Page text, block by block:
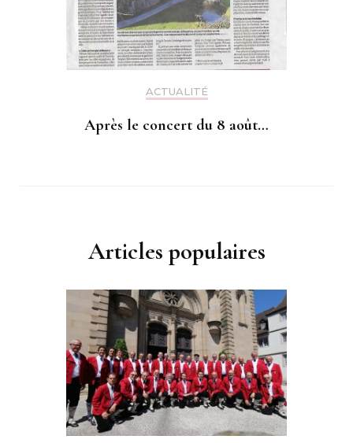
ACTUALITÉ
Après le concert du 8 août…
Articles populaires